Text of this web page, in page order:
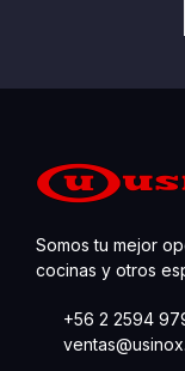
Somos tu mejor
cocinas y otros
+56 2 2594